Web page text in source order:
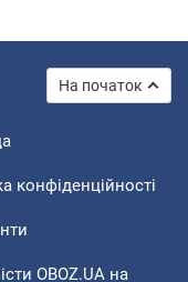
На початок
конфіденційності
OBOZ.UA на